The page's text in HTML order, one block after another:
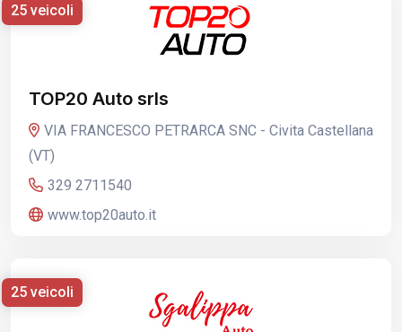
25 veicoli
TOP20 Auto srls
VIA FRANCESCO PETRARCA SNC - Civita Castellana
(VT)
329 2711540
www.top20auto.it
25 veicoli